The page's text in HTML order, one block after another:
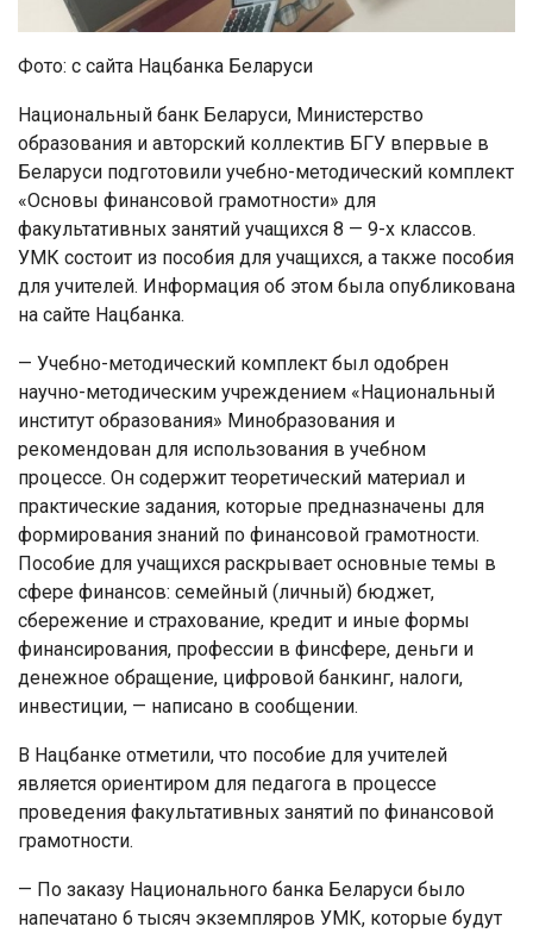
Фото: с сайта Нацбанка Беларуси
Национальный банк Беларуси, Министерство
образования и авторский коллектив БГУ впервые в
Беларуси подготовили учебно-методический комплект
«Основы финансовой грамотности» для
факультативных занятий учащихся 8 — 9-х классов.
УМК состоит из пособия для учащихся, а также пособия
для учителей. Информация об этом была опубликована
на сайте Нацбанка.
— Учебно-методический комплект был одобрен
научно-методическим учреждением «Национальный
институт образования» Минобразования и
рекомендован для использования в учебном
процессе. Он содержит теоретический материал и
практические задания, которые предназначены для
формирования знаний по финансовой грамотности.
Пособие для учащихся раскрывает основные темы в
сфере финансов: семейный (личный) бюджет,
сбережение и страхование, кредит и иные формы
финансирования, профессии в финсфере, деньги и
денежное обращение, цифровой банкинг, налоги,
инвестиции, — написано в сообщении.
В Нацбанке отметили, что пособие для учителей
является ориентиром для педагога в процессе
проведения факультативных занятий по финансовой
грамотности.
— По заказу Национального банка Беларуси было
напечатано 6 тысяч экземпляров УМК, которые будут